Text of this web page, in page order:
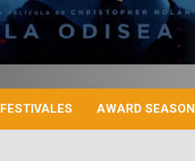
FESTIVALES AWARD SEASON